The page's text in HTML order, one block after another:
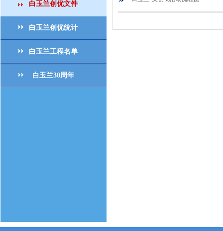
白玉兰创优文件
白玉兰创优统计
白玉兰工程名单
白玉兰30周年